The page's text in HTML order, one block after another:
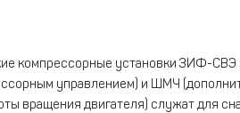
компрессорные установки ЗИФ-
управлением) и ШМЧ
вращения двигателя) служат для